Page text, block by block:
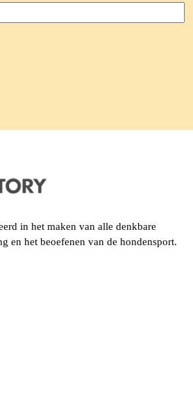
in het maken van alle denkbare
en het beoefenen van de hondensport.